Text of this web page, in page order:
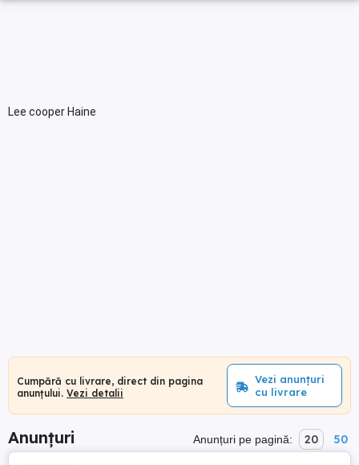
Lee cooper Haine
Cumpără cu livrare, direct din pagina
anunțului. Vezi detalii
Vezi anunțuri
cu livrare
Anunțuri Anunțuri pe pagină: 20 50